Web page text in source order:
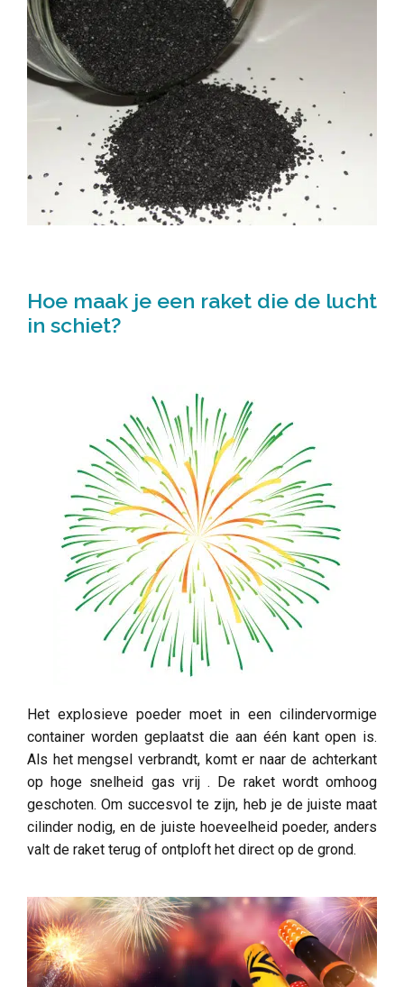
Hoe maak je een raket die de lucht
in schiet?
Het explosieve poeder moet in een cilindervormige
container worden geplaatst die aan één kant open is.
Als het mengsel verbrandt, komt er naar de achterkant
op hoge snelheid gas vrij . De raket wordt omhoog
geschoten. Om succesvol te zijn, heb je de juiste maat
cilinder nodig, en de juiste hoeveelheid poeder, anders
valt de raket terug of ontploft het direct op de grond.